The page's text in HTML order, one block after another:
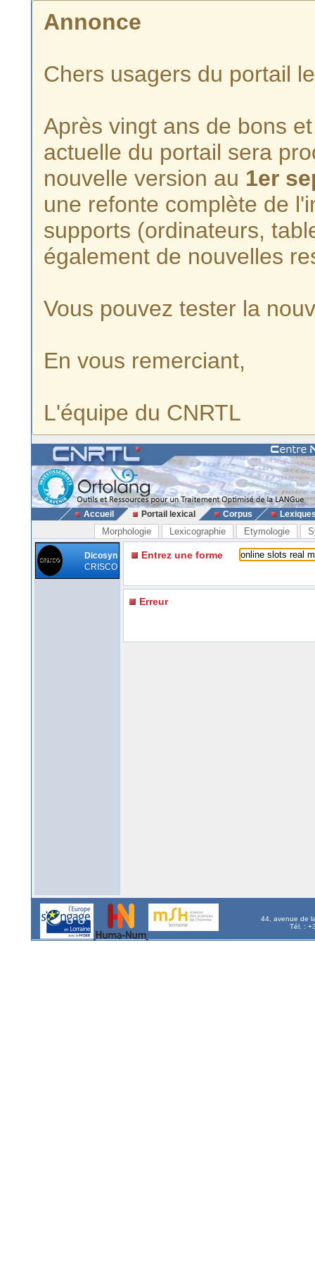
Annonce
Chers usagers du portail
Après vingt ans de bons
actuelle du portail sera
nouvelle version au 1er
une refonte complète de
supports (ordinateurs,
également de nouvelles
Vous pouvez tester la
En vous remerciant,
L'équipe du CNRTL
Accueil Portail lexical Corpus
Morphologie Lexicographie Etymologie
Dicosyn
CRISCO
Entrez une forme
Erreur
44, avenue de
Tél. :